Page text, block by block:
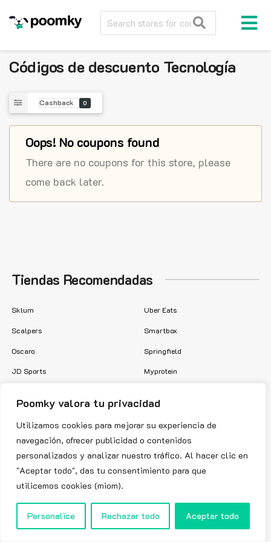
Poomky valora tu privacidad
Utilizamos cookies para mejorar su experiencia de
navegación, ofrecer publicidad o contenidos
personalizados y analizar nuestro tráfico. Al hacer clic en
"Aceptar todo", das tu consentimiento para que
utilicemos cookies (miom).
Personalice Rechazar todo Aceptar todo
Códigos de descuento Tecnología
Cashback 0
Oops! No coupons found
There are no coupons for this store, please
come back later.
Tiendas Recomendadas
Sklum Uber Eats
Scalpers Smartbox
Oscaro Springfield
JD Sports Myprotein
Under Armour
Copyright © 2024 Poomky.es Hecho con mucho amor ❤️ y café☕
(descafeinado) |Codigo Descuento Uber Eats
Codigo Descuento Carrefour|Codigo Descuento Adidas|Aviso Legal|
Politica de Privacidad
Contacto